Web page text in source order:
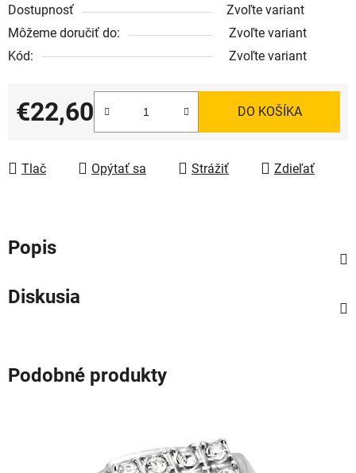
Dostupnosť
Zvoľte variant
Môžeme doručiť do:
Zvoľte variant
Kód:
Zvoľte variant
€22,60
Jednotková cena:
DO KOŠÍKA
Tlač Opýtať sa Strážiť Zdieľať
Popis
Diskusia
Podobné produkty